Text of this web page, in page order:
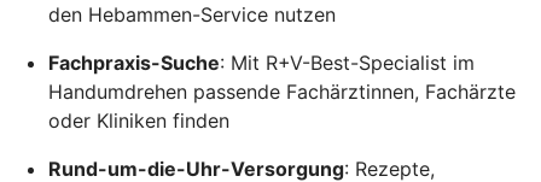
den Hebammen-Service nutzen
Fachpraxis-Suche: Mit R+V-Best-Specialist im
Handumdrehen passende Fachärztinnen, Fachärzte
oder Kliniken finden
Rund-um-die-Uhr-Versorgung: Rezepte,